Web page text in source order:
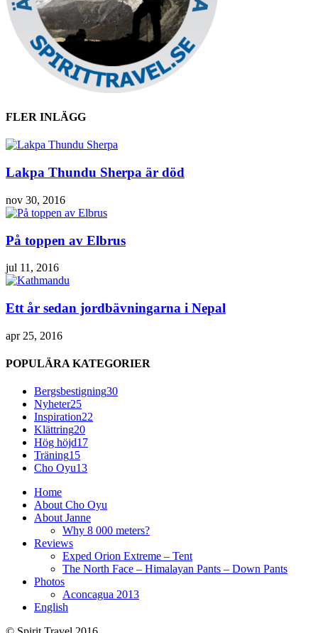
FLER INLÄGG
Lakpa Thundu Sherpa är död
nov 30, 2016
På toppen av Elbrus
jul 11, 2016
Ett år sedan jordbävningarna i Nepal
apr 25, 2016
POPULÄRA KATEGORIER
Bergsbestigning30
Nyheter25
Inspiration22
Klättring20
Hög höjd17
Träning15
Cho Oyu13
Home
About Cho Oyu
About Janne
Why 8 000 meters?
Reviews
Exped Orion Extreme – Tent
The North Face – Himalayan Pants – Down Pants
Photos
Aconcagua 2013
English